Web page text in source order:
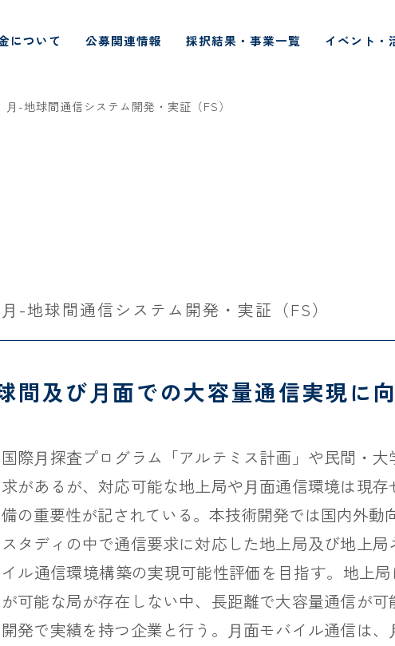
について 公募関連情報 採択結果・事業一覧 イベント・
⽉-地球間通信システム開発・実証（FS）
⽉-地球間通信システム開発・実証（FS）
間及び⽉面での大容量通信実現に
国際⽉探査プログラム「アルテミス計画」や民間・
求があるが、対応可能な地上局や⽉面通信環境は現
備の重要性が記されている。本技術開発では国内外動
スタディの中で通信要求に対応した地上局及び地上
イル通信環境構築の実現可能性評価を目指す。地上
が可能な局が存在しない中、長距離で大容量通信が
開発で実績を持つ企業と行う。⽉面モバイル通信は